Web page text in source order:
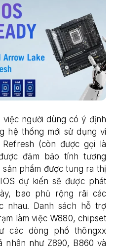
người dùng có ý định
hệ thống mới sử dụng vi
(còn được gọi là
đảm bảo tính tương
phẩm được tung ra thị
dự kiến sẽ được phát
bao phủ rộng rãi các
nhau. Danh sách hỗ trợ
làm việc W880, chipset
các dòng phổ thôngxx
nhân như Z890, B860 và